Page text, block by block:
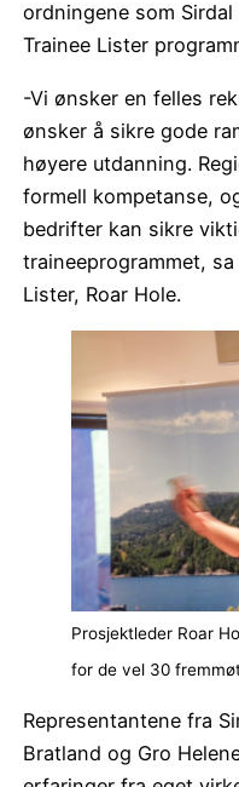
ordningene som
Trainee Lister
-Vi ønsker en felles
ønsker å sikre gode
høyere utdanning.
formell kompetanse,
bedrifter kan sikre
traineeprogrammet,
Lister, Roar Hole.
Prosjektleder Roar
for de vel 30
Representantene fra
Bratland og Gro